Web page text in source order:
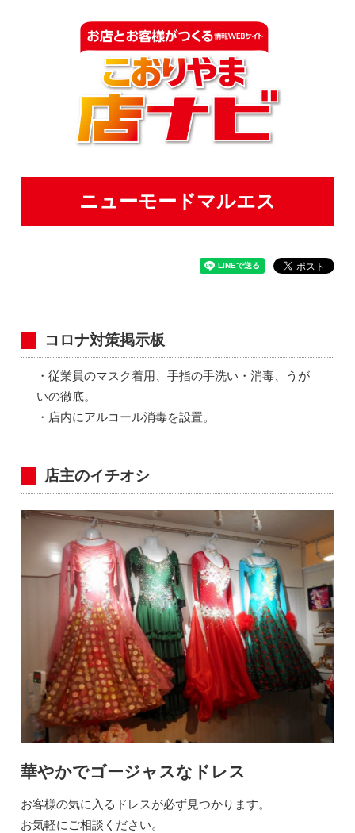
ニューモードマルエス
コロナ対策掲示板
・従業員のマスク着用、手指の手洗い・消毒、うが
いの徹底。
・店内にアルコール消毒を設置。
店主のイチオシ
華やかでゴージャスなドレス
お客様の気に入るドレスが必ず見つかります。
お気軽にご相談ください。